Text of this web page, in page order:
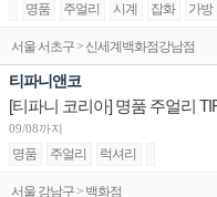
명품 주얼리 시계 잡화 가방
서울 서초구 > 신세계백화점강남점
티파니앤코
09/08까지
명품 주얼리 럭셔리
서울 강남구 > 백화점